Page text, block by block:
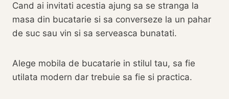
Cand ai invitati acestia ajung sa se stranga la
masa din bucatarie si sa converseze la un pahar
de suc sau vin si sa serveasca bunatati.
Alege mobila de bucatarie in stilul tau, sa fie
utilata modern dar trebuie sa fie si practica.